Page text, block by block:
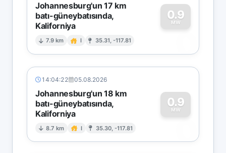
Johannesburg'un 17 km
batı-güneybatısında,
Kaliforniya
7.9 km I 35.31, -117.81
0.9
MW
0
14:04:22 05.08.2026
Johannesburg'un 18 km
batı-güneybatısında,
Kaliforniya
8.7 km I 35.30, -117.81
0.9
MW
0